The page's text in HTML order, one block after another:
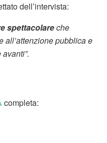
dell’intervista:
spettacolareche
all’attenzione pubblica e
completa: